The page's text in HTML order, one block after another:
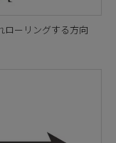
ローリングする方向